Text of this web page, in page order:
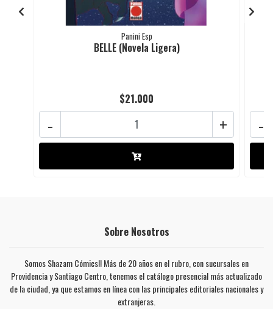
Panini Esp
BELLE (Novela Ligera)
$21.000
+
- -
Sobre Nosotros
Somos Shazam Cómics!! Más de 20 años en el rubro, con sucursales en
Providencia y Santiago Centro, tenemos el catálogo presencial más actualizado
de la ciudad, ya que estamos en línea con las principales editoriales nacionales y
extranjeras.